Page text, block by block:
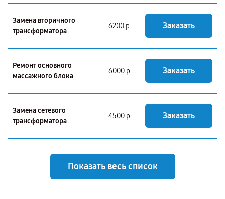
Замена вторичного
трансформатора
6200 р Заказать
Ремонт основного
массажного блока
6000 р Заказать
Замена сетевого
трансформатора
4500 р Заказать
Показать весь список